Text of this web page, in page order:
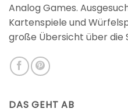
Analog Games.
Kartenspiele und
große Übersicht über die
DAS GEHT AB